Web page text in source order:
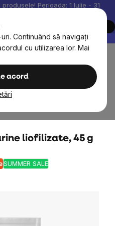
Continuând să navigați
cu utilizarea lor. Mai
acord
Perioada: 1 Iulie - 31
acum
Produsele noastre sunt
Coş
de
liofilizate, 45 g
SUMMER SALE